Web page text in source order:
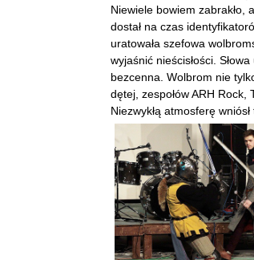
Niewiele bowiem zabrakło,
dostał na czas
uratowała szefowa
wyjaśnić nieścisłości.
bezcenna. Wolbrom nie
dętej, zespołów ARH
Niezwykłą atmosferę